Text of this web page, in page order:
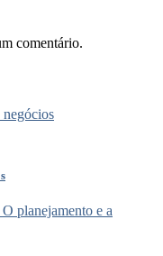
comentário.